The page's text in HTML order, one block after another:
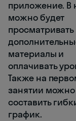
приложение. В
можно будет
просматривать
материалы и
оплачивать
Также на
занятии можно
составить
график.